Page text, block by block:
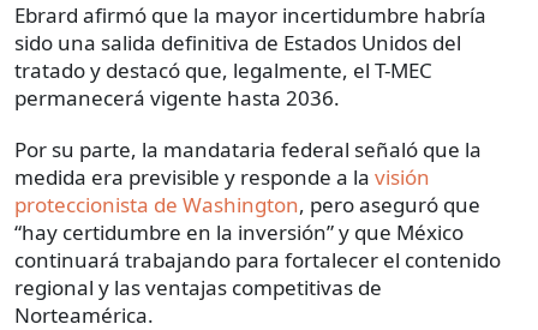
Ebrard afirmó que la mayor incertidumbre habría
sido una salida definitiva de Estados Unidos del
tratado y destacó que, legalmente, el T-MEC
permanecerá vigente hasta 2036.
Por su parte, la mandataria federal señaló que la
medida era previsible y responde a la visión
proteccionista de Washington, pero aseguró que
“hay certidumbre en la inversión” y que México
continuará trabajando para fortalecer el contenido
regional y las ventajas competitivas de
Norteamérica.